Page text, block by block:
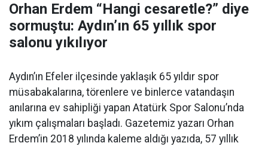
Orhan Erdem “Hangi cesaretle?” diye
sormuştu: Aydın’ın 65 yıllık spor
salonu yıkılıyor
Aydın’ın Efeler ilçesinde yaklaşık 65 yıldır spor
müsabakalarına, törenlere ve binlerce vatandaşın
anılarına ev sahipliği yapan Atatürk Spor Salonu’nda
yıkım çalışmaları başladı. Gazetemiz yazarı Orhan
Erdem’in 2018 yılında kaleme aldığı yazıda, 57 yıllık